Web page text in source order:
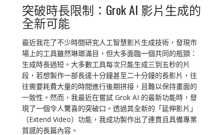
突破時長限制：Grok AI 影片生成的
全新可能
最近我花了不少時間研究人工智慧影片生成技術，發現市
場上的工具雖然琳瑯滿目，但大多面臨一個共同的瓶頸：
生成時長過短。大多數工具每次只能生成三到五秒的片
段，若想製作一部長達十分鐘甚至二十分鐘的長影片，往
往需要耗費大量的時間進行後期拼接，且難以保持畫面的
一致性。然而，我最近在嘗試 Grok AI 的最新功能時，發
現了一個令人驚喜的突破口。透過其全新的「延伸影片」
（Extend Video）功能，我成功製作出了連貫且具備專業
質感的長篇內容。